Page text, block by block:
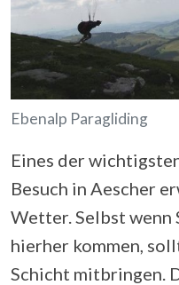
Ebenalp Paragliding
Eines der
Besuch in Aescher
Wetter. Selbst wenn
hierher kommen,
Schicht mitbringen.